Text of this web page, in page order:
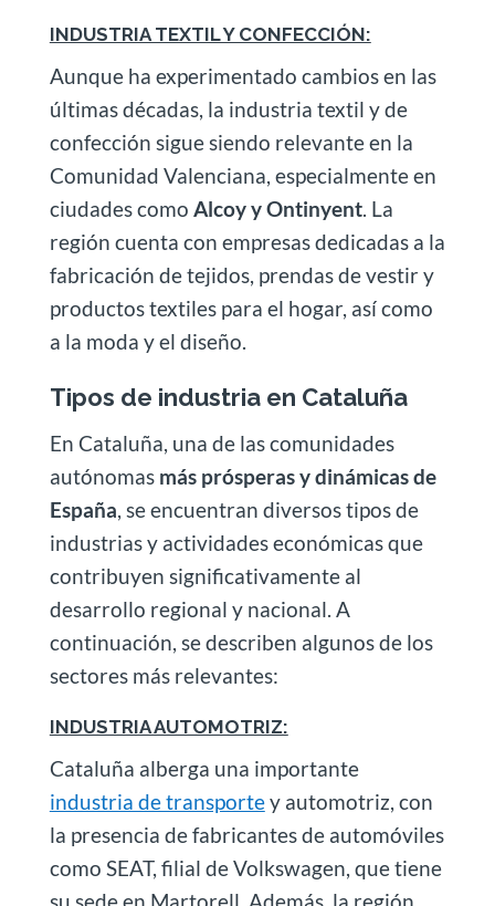
INDUSTRIA TEXTIL Y CONFECCIÓN:
Aunque ha experimentado cambios en las
últimas décadas, la industria textil y de
confección sigue siendo relevante en la
Comunidad Valenciana, especialmente en
ciudades como Alcoy y Ontinyent. La
región cuenta con empresas dedicadas a la
fabricación de tejidos, prendas de vestir y
productos textiles para el hogar, así como
a la moda y el diseño.
Tipos de industria en Cataluña
En Cataluña, una de las comunidades
autónomas más prósperas y dinámicas de
España, se encuentran diversos tipos de
industrias y actividades económicas que
contribuyen significativamente al
desarrollo regional y nacional. A
continuación, se describen algunos de los
sectores más relevantes:
INDUSTRIA AUTOMOTRIZ:
Cataluña alberga una importante
industria de transportey automotriz, con
la presencia de fabricantes de automóviles
como SEAT, filial de Volkswagen, que tiene
su sede en Martorell. Además, la región